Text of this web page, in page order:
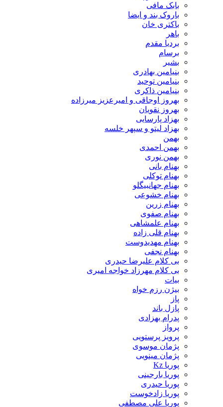
بابک مافی
باروک بند و ایضا
باکتری خان
باهر
بردیا مقدم
برسام
بشیر
بنیامین بهادری
بنیامین توحید
بنیامین ذاکری
بهروز اوجاقی و امیرعزیز میرزاده
بهروز نقویان
بهزاد پارسایی
بهزاد لیتو و سپهر خلسه
بهمن
بهمن احمدی
بهمن نوری
بهنام بانی
بهنام توکلی
بهنام جهانبیگلو
بهنام خشوعی
بهنام زرین
بهنام صفوی
بهنام علمشاهی
بهنام قلی زاده
بهنام مهدیدوست
بهنام نجفی
بی کلام علیرضا حیدری
بی کلام مهرزاد خواجه امیری
بیات
بیژن رزم خواه
پاز
پازل باند
پدرام بهزادی
پرواز
پرویز پرستویی
پژمان موسوی
پژمان مینویی
پوریا Kz
پوریا بارجینی
پوریا حیدری
پوریا زادخوست
پوریا علی مصطفی